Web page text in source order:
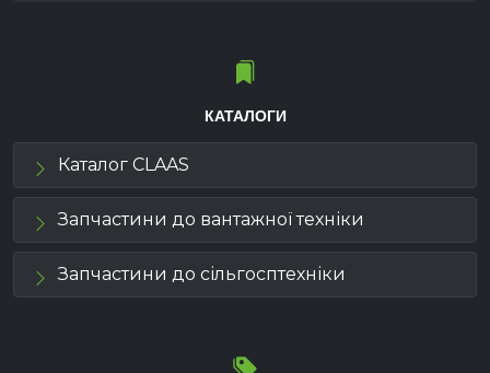
КАТАЛОГИ
Каталог CLAAS
Запчастини до вантажної техніки
Запчастини до сільгосптехніки